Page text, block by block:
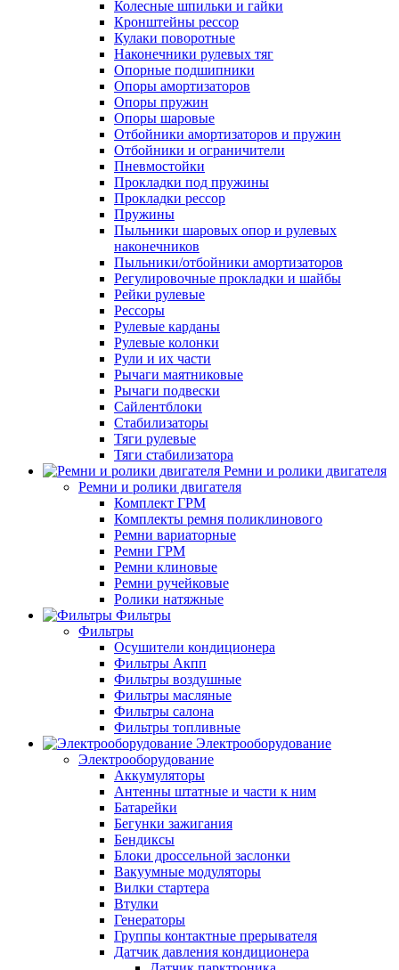
Колесные шпильки и гайки
Кронштейны рессор
Кулаки поворотные
Наконечники рулевых тяг
Опорные подшипники
Опоры амортизаторов
Опоры пружин
Опоры шаровые
Отбойники амортизаторов и пружин
Отбойники и ограничители
Пневмостойки
Прокладки под пружины
Прокладки рессор
Пружины
Пыльники шаровых опор и рулевых
наконечников
Пыльники/отбойники амортизаторов
Регулировочные прокладки и шайбы
Рейки рулевые
Рессоры
Рулевые карданы
Рулевые колонки
Рули и их части
Рычаги маятниковые
Рычаги подвески
Сайлентблоки
Стабилизаторы
Тяги рулевые
Тяги стабилизатора
Ремни и ролики двигателя
Ремни и ролики двигателя
Комплект ГРМ
Комплекты ремня поликлинового
Ремни вариаторные
Ремни ГРМ
Ремни клиновые
Ремни ручейковые
Ролики натяжные
Фильтры
Фильтры
Осушители кондиционера
Фильтры Акпп
Фильтры воздушные
Фильтры масляные
Фильтры салона
Фильтры топливные
Электрооборудование
Электрооборудование
Аккумуляторы
Антенны штатные и части к ним
Батарейки
Бегунки зажигания
Бендиксы
Блоки дроссельной заслонки
Вакуумные модуляторы
Вилки стартера
Втулки
Генераторы
Группы контактные прерывателя
Датчик давления кондиционера